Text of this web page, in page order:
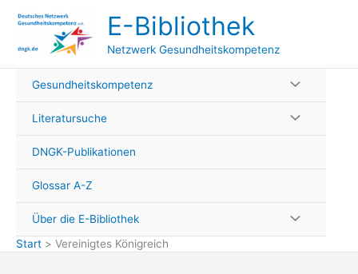
Inhalt
E-Bibliothek
Netzwerk Gesundheitskompetenz
Gesundheitskompetenz
Literatursuche
DNGK-Publikationen
Glossar A-Z
Über die E-Bibliothek
Start
Vereinigtes Königreich